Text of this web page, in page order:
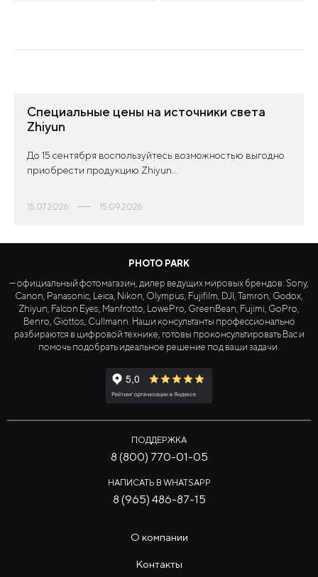
Специальные цены на источники света
Zhiyun
До 15 сентября воспользуйтесь возможностью выгодно
приобрести продукцию Zhiyun...
15.07.2026 15.09.2026
PHOTO PARK
— официальный фотомагазин, дилер ведущих мировых брендов: Sony,
Canon, Panasonic, Leica, Nikon, Olympus, Fujifilm, DJI, Tamron, Godox,
Zhiyun, Falcon Eyes, Manfrotto, LowePro, GreenBean, Fujimi, GoPro,
Benro, Giottos, Cullmann. Наши консультанты профессионально
разбираются в цифровой технике, готовы проконсультировать Вас и
помочь подобрать идеальное решение под ваши задачи.
ПОДДЕРЖКА
8 (800) 770-01-05
НАПИСАТЬ В WHATSAPP
8 (965) 486-87-15
О компании
Контакты